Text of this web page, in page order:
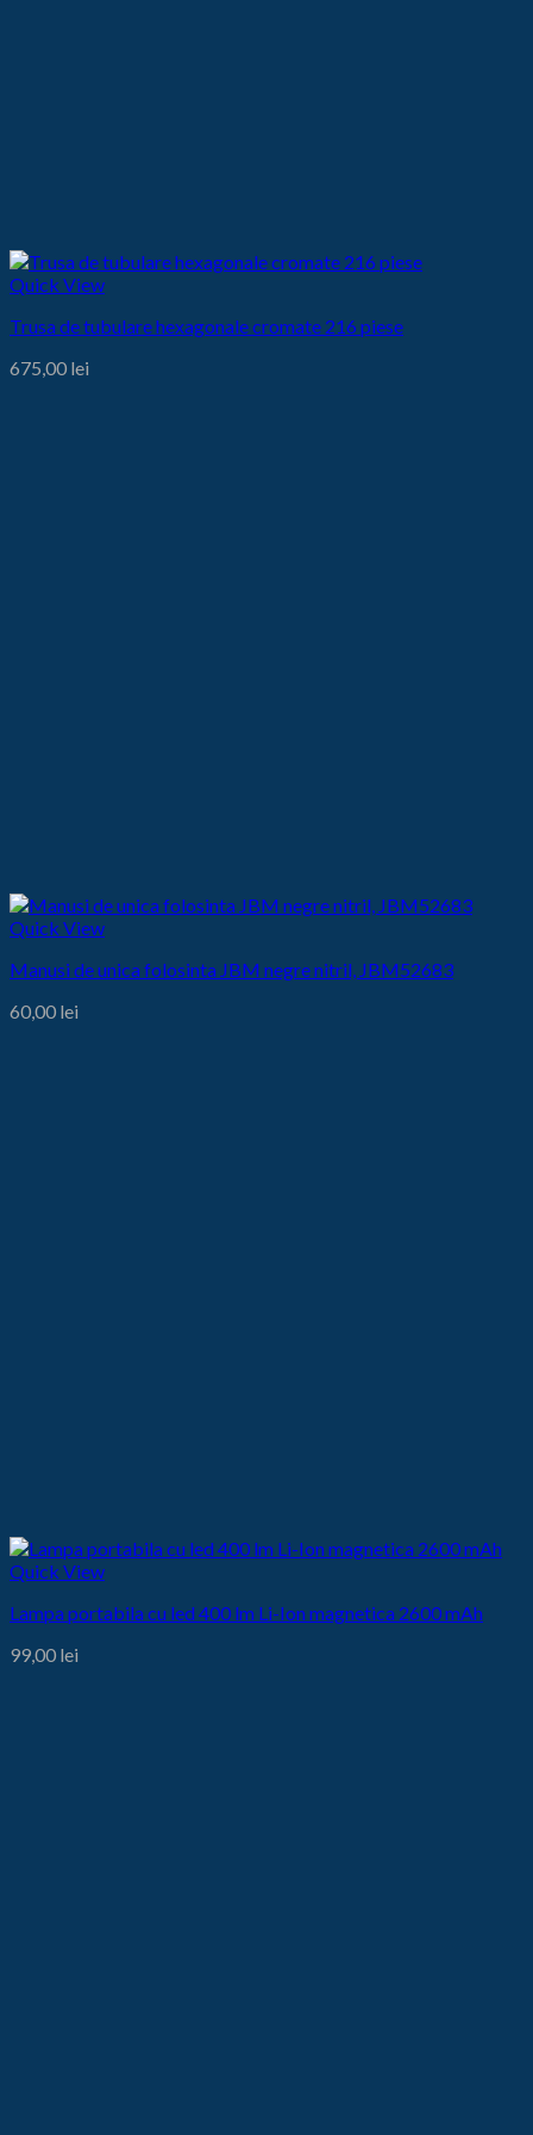
Quick View
Trusa de tubulare hexagonale cromate 216 piese
675,00 lei
Quick View
Manusi de unica folosinta JBM negre nitril, JBM52683
60,00 lei
Quick View
Lampa portabila cu led 400 lm Li-Ion magnetica 2600 mAh
99,00 lei